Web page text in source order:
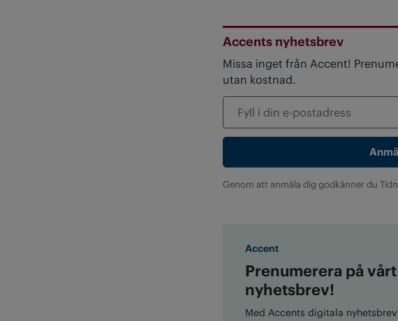
Accents nyhetsbrev
Missa inget från Accent!
utan kostnad.
Genom att anmäla dig godkänner du
Accent
Prenumerera på vårt
nyhetsbrev!
Med Accents digitala